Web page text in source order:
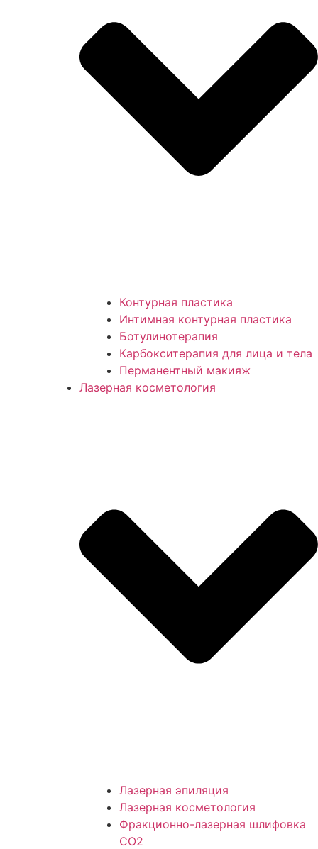
Контурная пластика
Интимная контурная пластика
Ботулинотерапия
Карбокситерапия для лица и тела
Перманентный макияж
Лазерная косметология
Лазерная эпиляция
Лазерная косметология
Фракционно-лазерная шлифовка
СО2